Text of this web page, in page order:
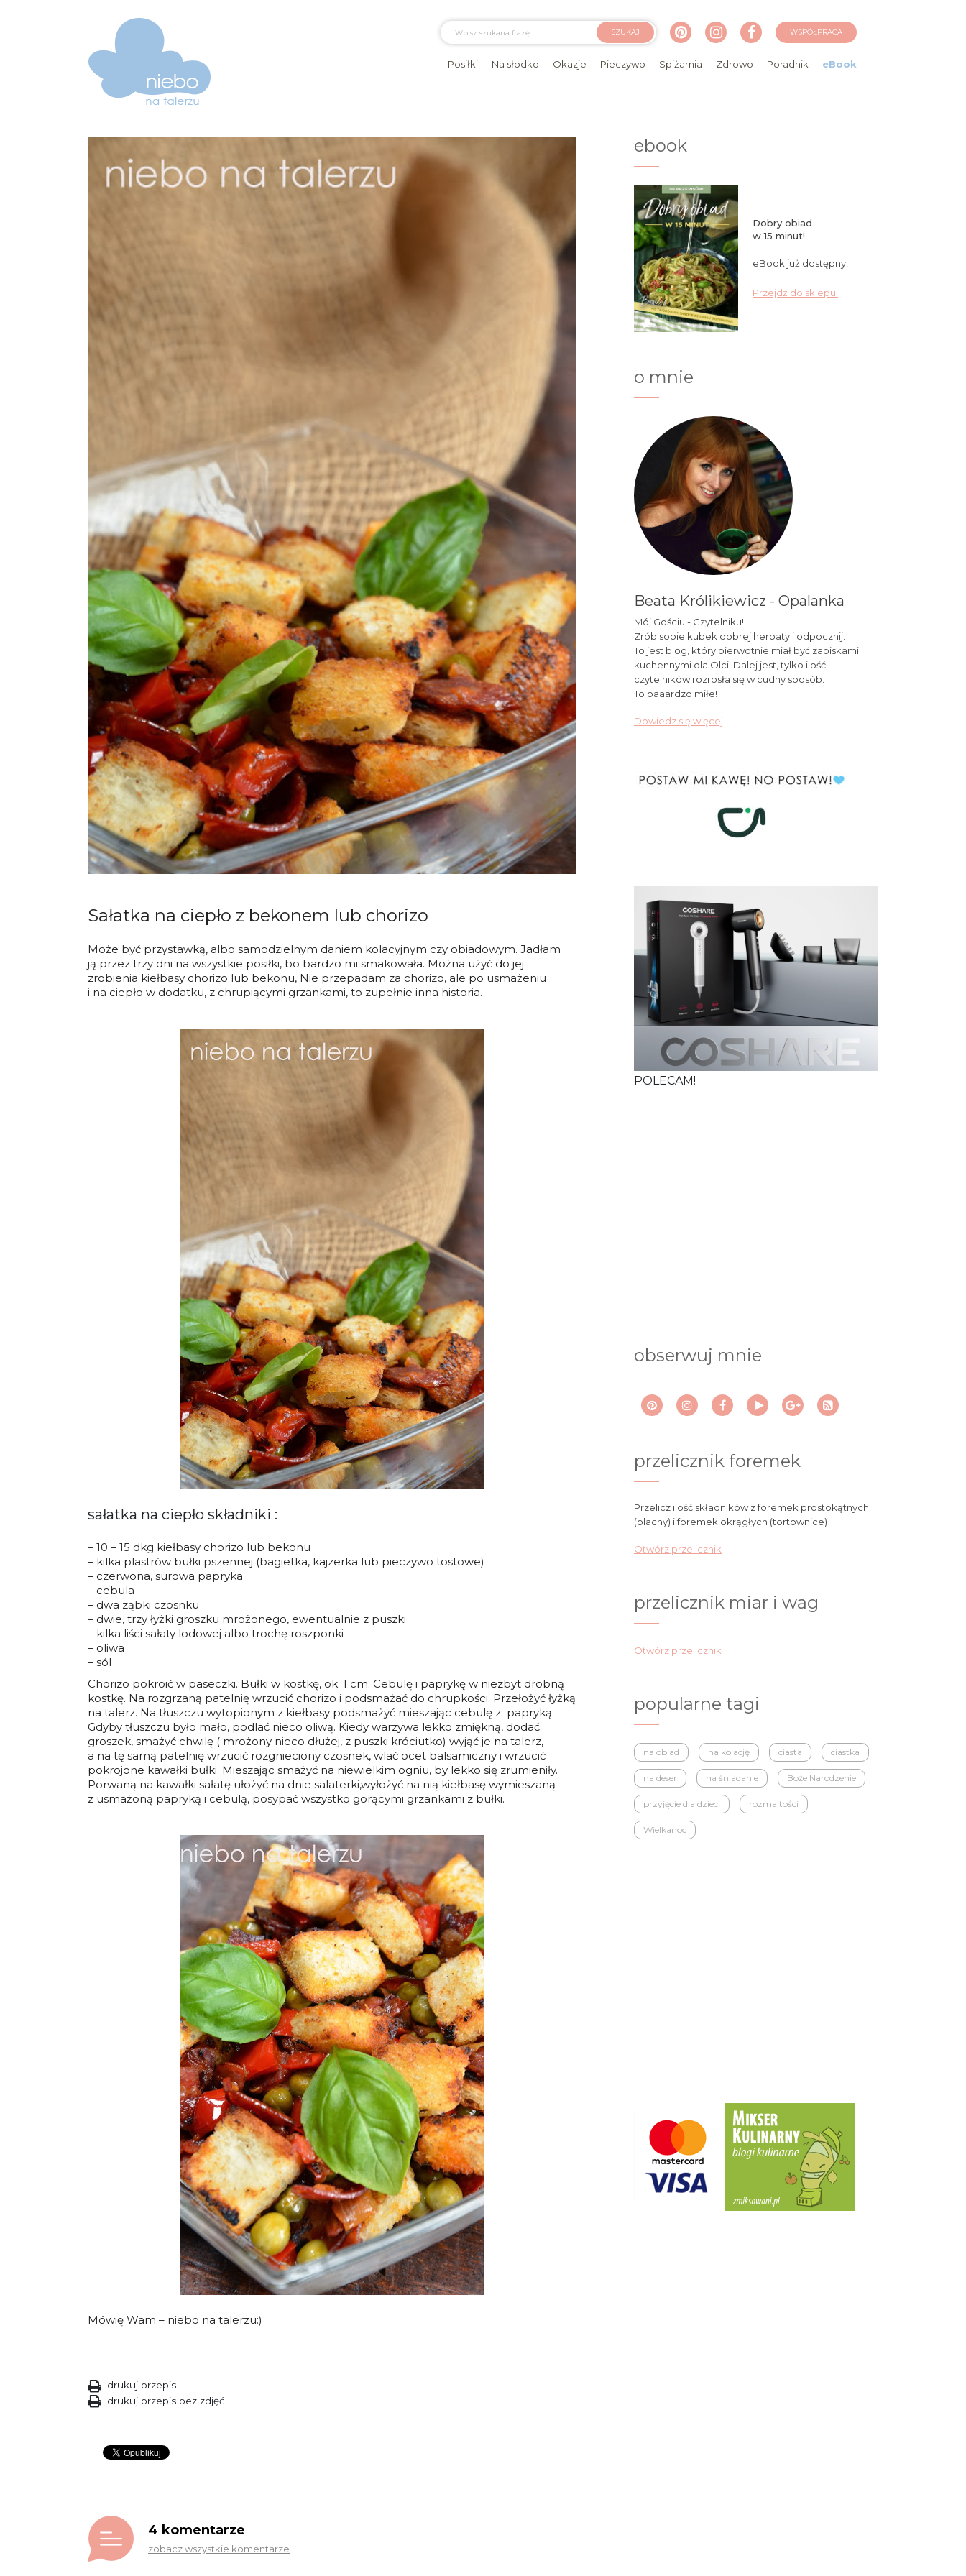
SZUKAJ WSPÓŁPRACA
Posiłki Na słodko Okazje Pieczywo Spiżarnia Zdrowo Poradnik eBook
Sałatka na ciepło z bekonem lub chorizo
Może być przystawką, albo samodzielnym daniem kolacyjnym czy obiadowym. Jadłam
ją przez trzy dni na wszystkie posiłki, bo bardzo mi smakowała. Można użyć do jej
zrobienia kiełbasy chorizo lub bekonu, Nie przepadam za chorizo, ale po usmażeniu
i na ciepło w dodatku, z chrupiącymi grzankami, to zupełnie inna historia.
sałatka na ciepło składniki :
– 10 – 15 dkg kiełbasy chorizo lub bekonu
– kilka plastrów bułki pszennej (bagietka, kajzerka lub pieczywo tostowe)
– czerwona, surowa papryka
– cebula
– dwa ząbki czosnku
– dwie, trzy łyżki groszku mrożonego, ewentualnie z puszki
– kilka liści sałaty lodowej albo trochę roszponki
– oliwa
– sól
Chorizo pokroić w paseczki. Bułki w kostkę, ok. 1 cm. Cebulę i paprykę w niezbyt drobną
kostkę. Na rozgrzaną patelnię wrzucić chorizo i podsmażać do chrupkości. Przełożyć łyżką
na talerz. Na tłuszczu wytopionym z kiełbasy podsmażyć mieszając cebulę z papryką.
Gdyby tłuszczu było mało, podlać nieco oliwą. Kiedy warzywa lekko zmiękną, dodać
groszek, smażyć chwilę ( mrożony nieco dłużej, z puszki króciutko) wyjąć je na talerz,
a na tę samą patelnię wrzucić rozgnieciony czosnek, wlać ocet balsamiczny i wrzucić
pokrojone kawałki bułki. Mieszając smażyć na niewielkim ogniu, by lekko się zrumieniły.
Porwaną na kawałki sałatę ułożyć na dnie salaterki,wyłożyć na nią kiełbasę wymieszaną
z usmażoną papryką i cebulą, posypać wszystko gorącymi grzankami z bułki.
Mówię Wam – niebo na talerzu:)
drukuj przepis
drukuj przepis bez zdjęć
4 komentarze
zobacz wszystkie komentarze
ebook
Dobry obiad
w 15 minut!
eBook już dostępny!
Przejdź do sklepu.
o mnie
Beata Królikiewicz - Opalanka
Mój Gościu - Czytelniku!
Zrób sobie kubek dobrej herbaty i odpocznij.
To jest blog, który pierwotnie miał być zapiskami
kuchennymi dla Olci. Dalej jest, tylko ilość
czytelników rozrosła się w cudny sposób.
To baaardzo miłe!
Dowiedz się więcej
POLECAM!
obserwuj mnie
przelicznik foremek
Przelicz ilość składników z foremek prostokątnych
(blachy) i foremek okrągłych (tortownice)
Otwórz przelicznik
przelicznik miar i wag
Otwórz przelicznik
popularne tagi
na obiad na kolację ciasta ciastka
na deser na śniadanie Boże Narodzenie
przyjęcie dla dzieci rozmaitości
Wielkanoc